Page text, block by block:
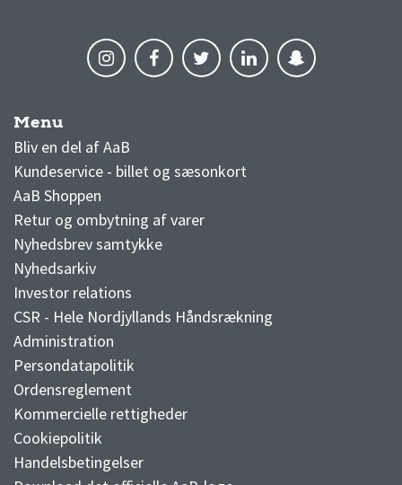
Menu
Bliv en del af AaB
Kundeservice - billet og sæsonkort
AaB Shoppen
Retur og ombytning af varer
Nyhedsbrev samtykke
Nyhedsarkiv
Investor relations
CSR - Hele Nordjyllands Håndsrækning
Administration
Persondatapolitik
Ordensreglement
Kommercielle rettigheder
Cookiepolitik
Handelsbetingelser